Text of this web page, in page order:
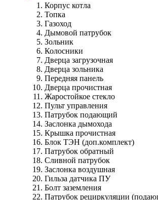
Корпус котла
Топка
Газоход
Дымовой патрубок
Зольник
Колосники
Дверца загрузочная
Дверца зольника
Передняя панель
Дверца прочистная
Жаростойкое стекло
Пульт управления
Патрубок подающий
Заслонка дымохода
Крышка прочистная
Блок ТЭН (доп.комплект)
Патрубок обратный
Сливной патрубок
Заслонка воздушная
Гильза датчика ПУ
Болт заземления
Патрубок рециркуляции